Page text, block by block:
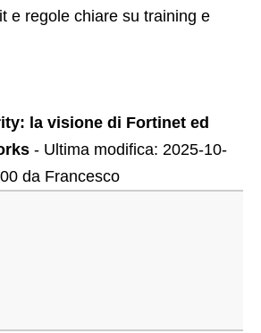
e regole chiare su training e
la visione di Fortinet ed
- Ultima modifica: 2025-10-
da Francesco